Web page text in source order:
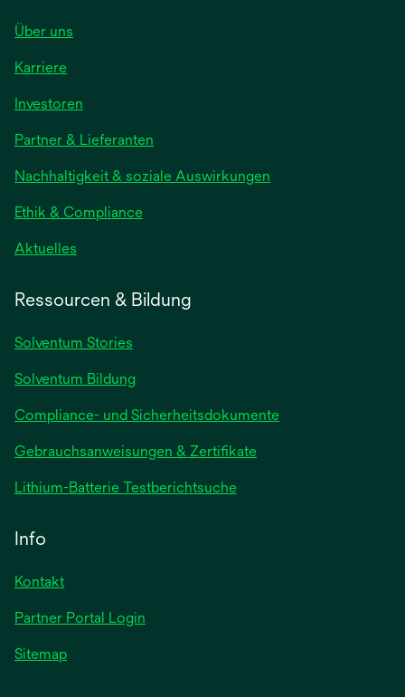
Über uns
Karriere
Investoren
einer
neuen
Registerkarte
geöffnet
Partner & Lieferanten
Nachhaltigkeit & soziale Auswirkungen
Ethik & Compliance
Aktuelles
Registerkarte
Ressourcen & Bildung
Solventum Stories
Solventum Bildung
Compliance- und Sicherheitsdokumente
Gebrauchsanweisungen & Zertifikatewird
Lithium-Batterie Testberichtsuchewird
Info
Kontakt
Partner Portal Login
Sitemap